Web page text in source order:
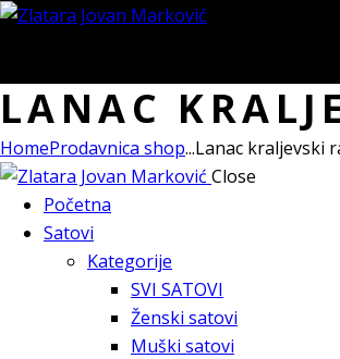
LANAC
HomeProdavnica shop...Lanac kraljevski
Close
Početna
Satovi
Kategorije
SVI SATOVI
Ženski satovi
Muški satovi